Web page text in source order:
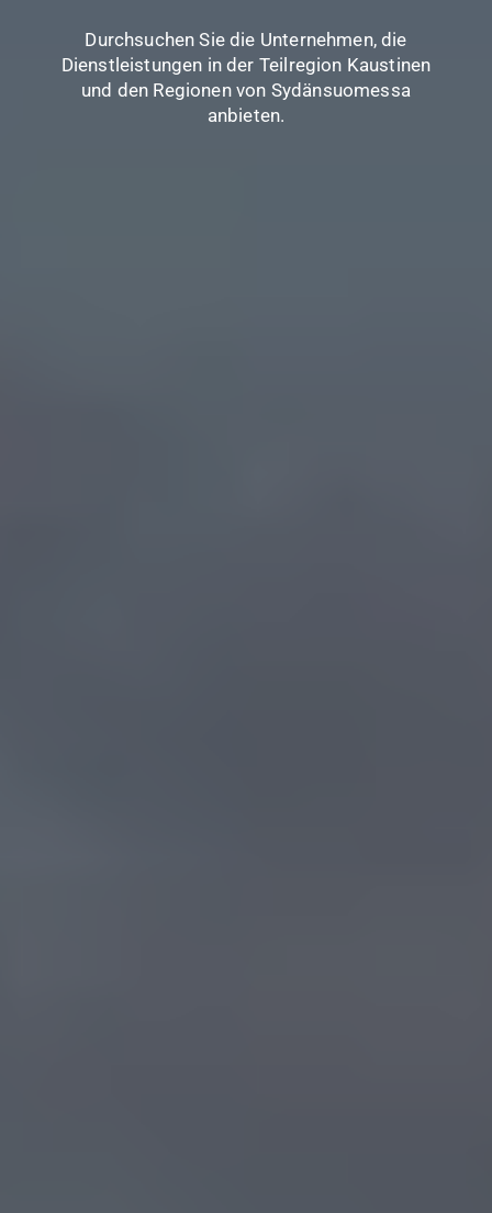
Wichtige Projekte in den Regionen Kaustinen
und Sydänsuomessa, mit praktischen Karten
und Artikeln.
Durchsuchen Sie die Unternehmen, die
Dienstleistungen in der Teilregion Kaustinen
und den Regionen von Sydänsuomessa
anbieten.
Stöbern Sie in unserem Unterkunftsangebot für
das laufende Windparkprojekt in Lestijärvi!